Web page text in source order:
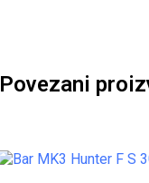
Povezani